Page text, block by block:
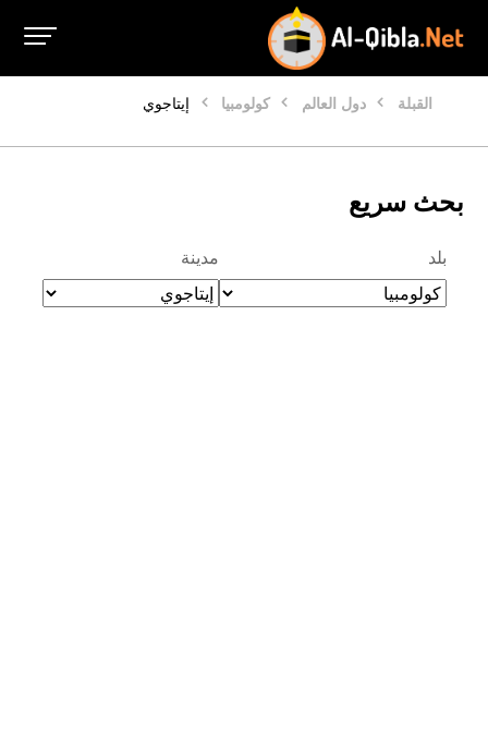
القبلة دول العالم كولومبيا إيتاجوي
بحث سريع
بلد مدينة